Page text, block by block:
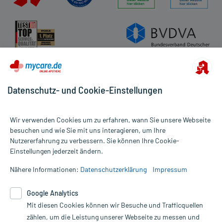
Alle Preise gelten inkl. MwSt., ggf. zzgl. Versandkosten
Informationen auf dieser Website werden ausschließlich für
die Untersuchung und Behandlung durch einen Arzt. Bitte
Therapien eingeleitet werden können. | Diese Webseite benutzt
Google Analytics. Lesen Sie bitte dazu die wichtigen Hinweise in
unserer Datenschutzerklärung. Für den Widerruf einer Bestellung
Datenschutz- und Cookie-Einstellungen
Wir verwenden Cookies um zu erfahren, wann Sie unsere Webseite
besuchen und wie Sie mit uns interagieren, um Ihre
Nutzererfahrung zu verbessern. Sie können Ihre Cookie-
Einstellungen jederzeit ändern.
Nähere Informationen: Datenschutzerklärung Impressum
Google Analytics
Mit diesen Cookies können wir Besuche und Trafficquellen
zählen, um die Leistung unserer Webseite zu messen und